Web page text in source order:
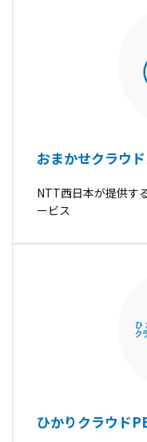
おまかせクラウ
NTT西日本が提供す
ービス
ひかりクラウド